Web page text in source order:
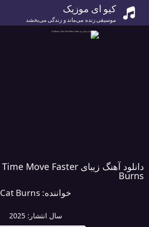
کیو ای موزیک
موسیقی زنده می‌ماند و زندگی می‌بخشد
Burns
خواننده:Cat Burns
سال انتشار:2025